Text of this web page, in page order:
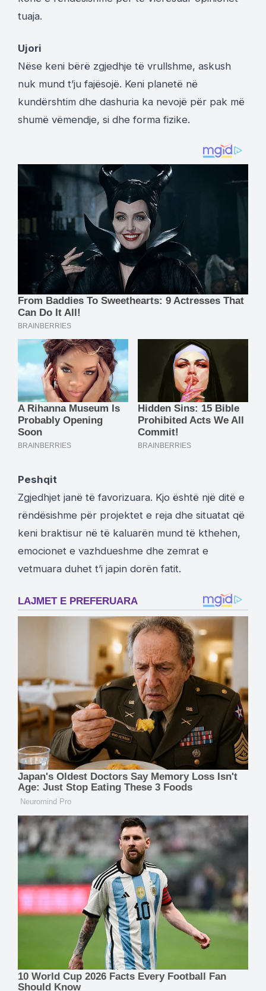
tuaja.
Ujori
Nëse keni bërë zgjedhje të vrullshme, askush
nuk mund t’ju fajësojë. Keni planetë në
kundërshtim dhe dashuria ka nevojë për pak më
shumë vëmendje, si dhe forma fizike.
Peshqit
Zgjedhjet janë të favorizuara. Kjo është një ditë e
rëndësishme për projektet e reja dhe situatat që
keni braktisur në të kaluarën mund të kthehen,
emocionet e vazhdueshme dhe zemrat e
vetmuara duhet t’i japin dorën fatit.